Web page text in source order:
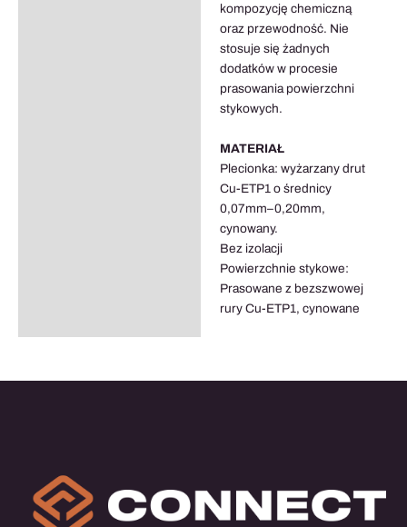
kompozycję chemiczną
oraz przewodność. Nie
stosuje się żadnych
dodatków w procesie
prasowania powierzchni
stykowych.
MATERIAŁ
Plecionka: wyżarzany drut
Cu-ETP1 o średnicy
0,07mm–0,20mm,
cynowany.
Bez izolacji
Powierzchnie stykowe:
Prasowane z bezszwowej
rury Cu-ETP1, cynowane